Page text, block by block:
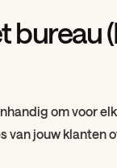
bureau
om voor
van jouw klanten